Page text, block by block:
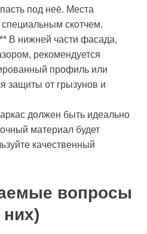
под неё. Места
скотчем.
В нижней части фасада,
рекомендуется
профиль или
защиты от грызунов и
должен быть идеально
материал будет
качественный
вопросы